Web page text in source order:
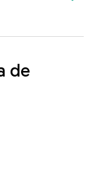
de